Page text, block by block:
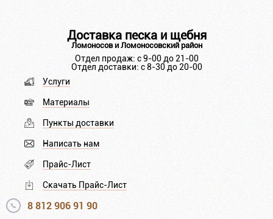
Доставка песка и щебня
Ломоносов и Ломоносовский район
Отдел продаж: с 9-00 до 21-00
Отдел доставки: с 8-30 до 20-00
Услуги
Материалы
Пункты доставки
Написать нам
Прайс-Лист
Скачать Прайс-Лист
8 812 906 91 90